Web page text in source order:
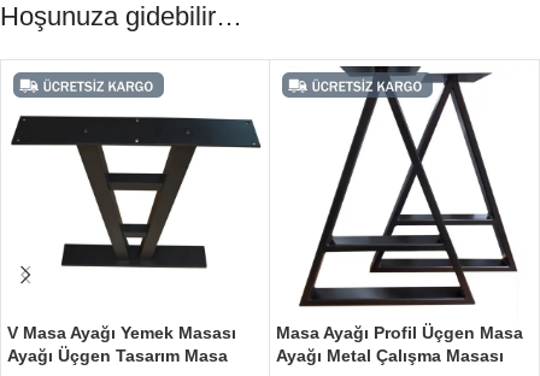
Hoşunuza gidebilir…
V Masa Ayağı Yemek Masası
Ayağı Üçgen Tasarım Masa
Masa Ayağı Profil Üçgen Masa
Ayağı Metal Çalışma Masası